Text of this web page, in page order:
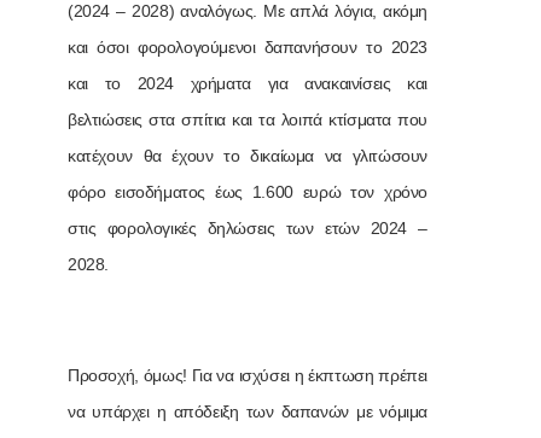
(2024 – 2028) αναλόγως. Με απλά λόγια, ακόμη
και όσοι φορολογούμενοι δαπανήσουν το 2023
και το 2024 χρήματα για ανακαινίσεις και
βελτιώσεις στα σπίτια και τα λοιπά κτίσματα που
κατέχουν θα έχουν το δικαίωμα να γλιτώσουν
φόρο εισοδήματος έως 1.600 ευρώ τον χρόνο
στις φορολογικές δηλώσεις των ετών 2024 –
2028.
Προσοχή, όμως! Για να ισχύσει η έκπτωση πρέπει
να υπάρχει η απόδειξη των δαπανών με νόμιμα